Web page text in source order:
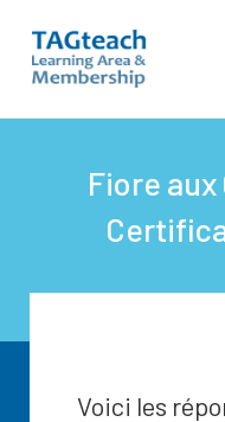
Fiore
Voici les